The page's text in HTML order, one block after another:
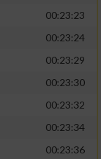
00:23:23
00:23:24
00:23:29
00:23:30
00:23:32
00:23:34
00:23:36